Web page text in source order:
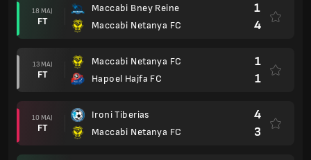
18 MAJ
FT
Maccabi Bney Reine
Maccabi Netanya FC
1
4
13 MAJ
FT
Maccabi Netanya FC
Hapoel Hajfa FC
1
1
10 MAJ
FT
Ironi Tiberias
Maccabi Netanya FC
4
3